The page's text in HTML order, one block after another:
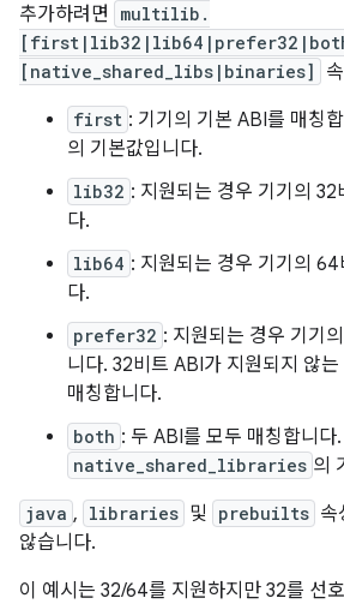
추가하려면
multilib.
[native_shared_libs|binaries]
first : 기기의 기본 ABI를 매칭
의 기본값입니다.
lib32 : 지원되는 경우 기기의 32
다.
lib64 : 지원되는 경우 기기의
다.
prefer32 : 지원되는 경우 기기
니다. 32비트 ABI가 지원되지 않
매칭합니다.
both : 두 ABI를 모두 매칭합니다
native_shared_libraries 의
java , libraries 및 prebuilts 속
않습니다.
이 예시는 32/64를 지원하지만 32를 선